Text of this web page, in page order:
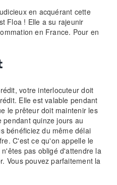
en acquérant cette
Floa ! Elle a su rajeunir
en France. Pour en
votre interlocuteur doit
Elle est valable pendant
le prêteur doit maintenir les
quinze jours au
bénéficiez du même délai
C'est ce qu'on appelle le
pas obligé d'attendre la
Vous pouvez parfaitement la